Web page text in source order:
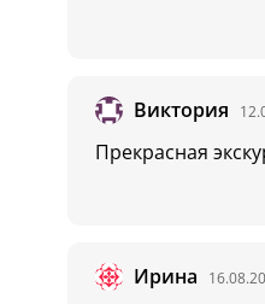
Виктория
Прекрасная
Ирина